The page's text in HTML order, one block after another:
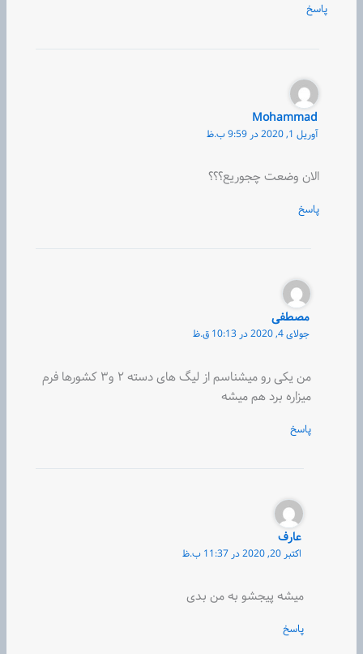
پاسخ
Mohammad
آوریل 1, 2020 در 9:59 ب.ظ
الان وضعت چجوریع؟؟؟
پاسخ
مصطفی
جولای 4, 2020 در 10:13 ق.ظ
من یکی رو میشناسم از لیگ های دسته ۲ و۳ کشورها فرم
میزاره برد هم میشه
پاسخ
عارف
اکتبر 20, 2020 در 11:37 ب.ظ
میشه پیجشو به من بدی
پاسخ